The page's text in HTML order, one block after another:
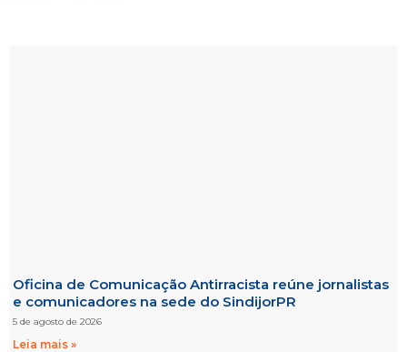
Oficina de Comunicação Antirracista reúne jornalistas
e comunicadores na sede do SindijorPR
5 de agosto de 2026
Leia mais »